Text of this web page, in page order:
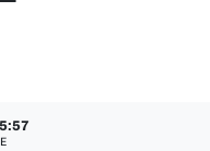
Fikstür